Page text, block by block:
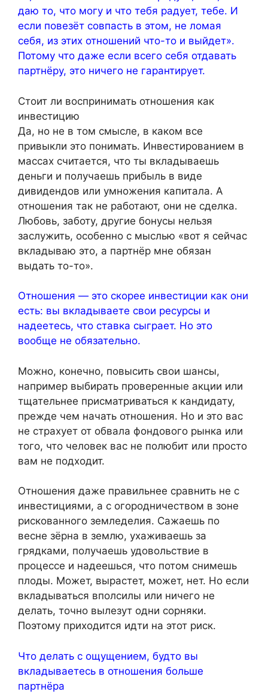
даю то, что могу и что тебя радует, тебе. И
если повезёт совпасть в этом, не ломая
себя, из этих отношений что-то и выйдет».
Потому что даже если всего себя отдавать
партнёру, это ничего не гарантирует.
Стоит ли воспринимать отношения как
инвестицию
Да, но не в том смысле, в каком все
привыкли это понимать. Инвестированием в
массах считается, что ты вкладываешь
деньги и получаешь прибыль в виде
дивидендов или умножения капитала. А
отношения так не работают, они не сделка.
Любовь, заботу, другие бонусы нельзя
заслужить, особенно с мыслью «вот я сейчас
вкладываю это, а партнёр мне обязан
выдать то-то».
Отношения — это скорее инвестиции как они
есть: вы вкладываете свои ресурсы и
надеетесь, что ставка сыграет. Но это
вообще не обязательно.
Можно, конечно, повысить свои шансы,
например выбирать проверенные акции или
тщательнее присматриваться к кандидату,
прежде чем начать отношения. Но и это вас
не страхует от обвала фондового рынка или
того, что человек вас не полюбит или просто
вам не подходит.
Отношения даже правильнее сравнить не с
инвестициями, а с огородничеством в зоне
рискованного земледелия. Сажаешь по
весне зёрна в землю, ухаживаешь за
грядками, получаешь удовольствие в
процессе и надеешься, что потом снимешь
плоды. Может, вырастет, может, нет. Но если
вкладываться вполсилы или ничего не
делать, точно вылезут одни сорняки.
Поэтому приходится идти на этот риск.
Что делать с ощущением, будто вы
вкладываетесь в отношения больше
партнёра